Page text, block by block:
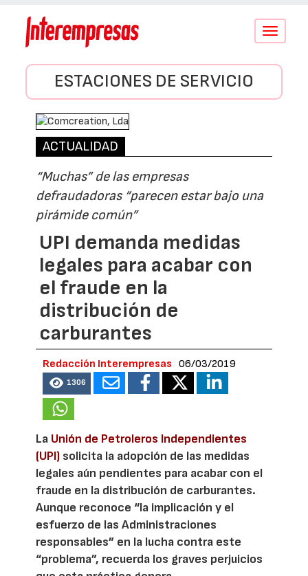
Conmutar
ESTACIONES DE SERVICIO
ACTUALIDAD
“Muchas” de las empresas
defraudadoras “parecen estar bajo una
pirámide común”
UPI demanda medidas
legales para acabar con
el fraude en la
distribución de
carburantes
Redacción Interempresas 06/03/2019
1306
La Unión de Petroleros Independientes
(UPI) solicita la adopción de las medidas
legales aún pendientes para acabar con el
fraude en la distribución de carburantes.
Aunque reconoce “la implicación y el
esfuerzo de las Administraciones
responsables” en la lucha contra este
“problema”, recuerda los graves perjuicios